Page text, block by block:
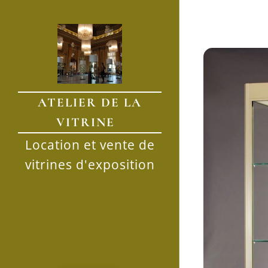
ATELIER DE LA
VITRINE
Location et vente de
vitrines d'exposition